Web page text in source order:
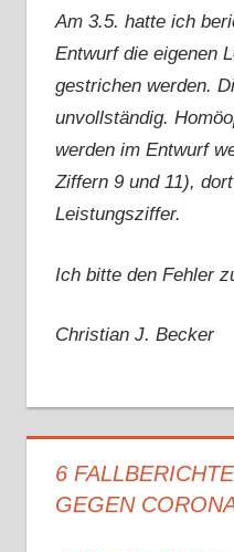
Am 3.5. hatte ich
Entwurf die eigenen
gestrichen werden.
unvollständig.
werden im Entwurf
Ziffern 9 und 11),
Leistungsziffer.
Ich bitte den Fehler
Christian J. Becker
6
GEGEN